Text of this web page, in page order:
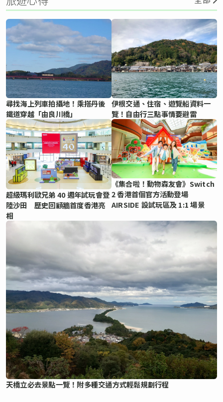
尋找海上列車拍攝地！乘搭丹後
鐵道穿越「由良川橋」
伊根交通、住宿、遊覽船資料一
覽！自由行三點事情要避雷
超級瑪利歐兄弟 40 週年試玩會登
陸沙田 歷史回顧牆首度香港亮
相
《集合啦！動物森友會》Switch
2 香港首個官方活動登場
AIRSIDE 設試玩區及 1:1 場景
天橋立必去景點一覽！附多種交通方式輕鬆規劃行程